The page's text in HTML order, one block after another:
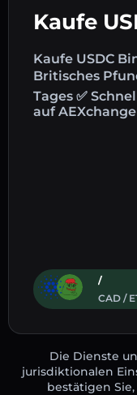
Kaufe
Kaufe USDC
Britisches
Tages ✅
auf
/
CAD /
Die Dienste
jurisdiktionalen
bestätigen